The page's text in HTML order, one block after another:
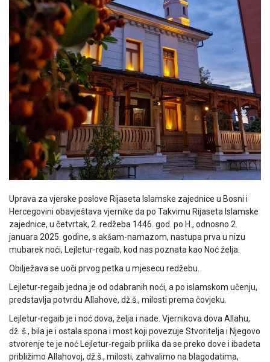
Uprava za vjerske poslove Rijaseta Islamske zajednice u Bosni i
Hercegovini obavještava vjernike da po Takvimu Rijaseta Islamske
zajednice, u četvrtak, 2. redžeba 1446. god. po H., odnosno 2.
januara 2025. godine, s akšam-namazom, nastupa prva u nizu
mubarek noći, Lejletur-regaib, kod nas poznata kao Noć želja.
Obilježava se uoči prvog petka u mjesecu redžebu.
Lejletur-regaib jedna je od odabranih noći, a po islamskom učenju,
predstavlja potvrdu Allahove, dž.š., milosti prema čovjeku.
Lejletur-regaib je i noć dova, želja i nade. Vjernikova dova Allahu,
dž. š., bila je i ostala spona i most koji povezuje Stvoritelja i Njegovo
stvorenje te je noć Lejletur-regaib prilika da se preko dove i ibadeta
približimo Allahovoj, dž.š., milosti, zahvalimo na blagodatima,